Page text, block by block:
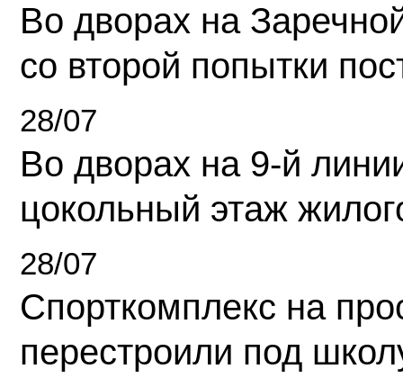
Во дворах на
со второй попытки
28/07
Во дворах на 9-й
цокольный этаж
28/07
Спорткомплекс на
перестроили под